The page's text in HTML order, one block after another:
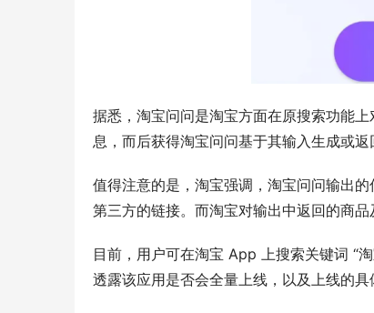
据悉，淘宝问问是淘宝方面在原搜索功能
息，而后获得淘宝问问基于其输入生成或返
值得注意的是，淘宝强调，淘宝问问输出
第三方的链接。而淘宝对输出中返回的商品
目前，用户可在淘宝 App 上搜索关键词 “
透露该应用是否会全量上线，以及上线的具